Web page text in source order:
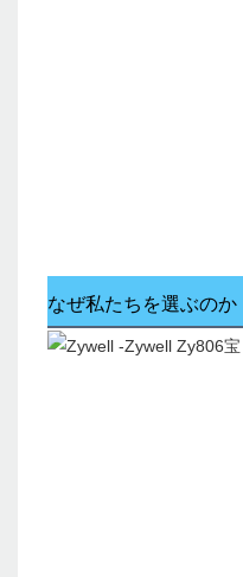
なぜ私たちを選ぶのか